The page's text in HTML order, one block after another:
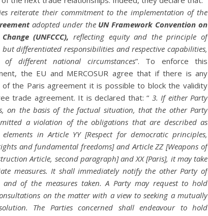
reiterate their commitment to the implementation of the
adopted under the UN Framework Convention on
(UNFCCC), reflecting equity and the principle of
differentiated responsibilities and respective capabilities,
different national circumstances”. To enforce this
the EU and MERCOSUR agree that if there is any
of the Paris agreement it is possible to block the validity
trade agreement. It is declared that: “ 3. If either Party
on the basis of the factual situation, that the other Party
a violation of the obligations that are described as
elements in Article YY [Respect for democratic principles,
and fundamental freedoms] and Article ZZ [Weapons of
Article, second paragraph] and XX [Paris], it may take
measures. It shall immediately notify the other Party of
of the measures taken. A Party may request to hold
on the matter with a view to seeking a mutually
The Parties concerned shall endeavour to hold